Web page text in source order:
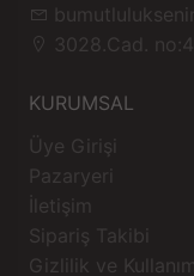
3028.Cad.
KURUMSAL
Üye Girişi
Pazaryeri
İletişim
Sipariş Takibi
Gizlilik ve Kullanım